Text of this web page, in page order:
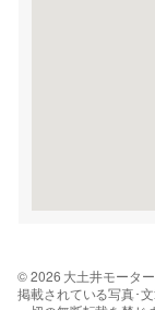
© 2026 大土井モータ
掲載されている写真･